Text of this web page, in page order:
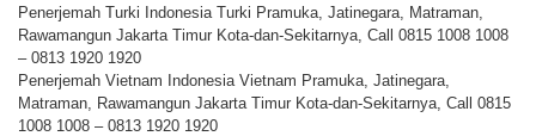
Penerjemah Turki Indonesia Turki Pramuka, Jatinegara, Matraman,
Rawamangun Jakarta Timur Kota-dan-Sekitarnya, Call 0815 1008 1008
– 0813 1920 1920
Penerjemah Vietnam Indonesia Vietnam Pramuka, Jatinegara,
Matraman, Rawamangun Jakarta Timur Kota-dan-Sekitarnya, Call 0815
1008 1008 – 0813 1920 1920